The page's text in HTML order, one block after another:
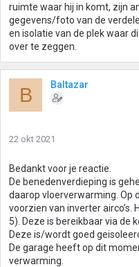
ruimte waar hij in komt, zijn
gegevens/foto van de
en isolatie van de plek waar
over te zeggen.
B Baltazar
22 okt 2021
Bedankt voor je reactie.
De benedenverdieping is
daarop vloerverwarming. Op
voorzien van inverter airco’s.
5). Deze is bereikbaar via de
Deze is/wordt goed
De garage heeft op dit
verwarming.